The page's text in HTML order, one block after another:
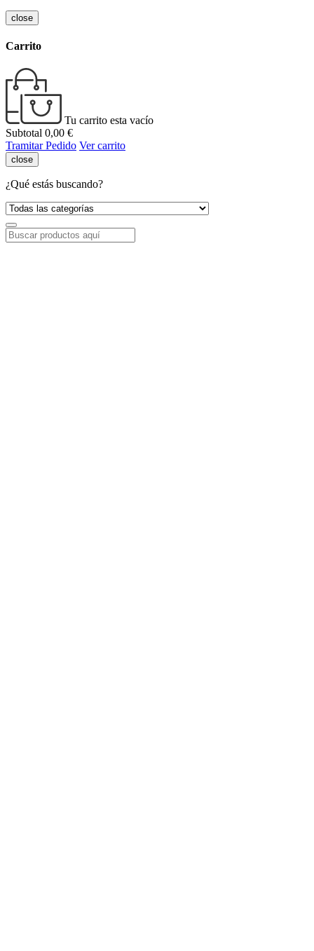
close
Carrito
Tu carrito esta vacío
Subtotal 0,00 €
Tramitar Pedido Ver carrito
close
¿Qué estás buscando?